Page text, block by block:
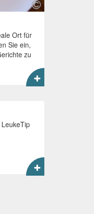
Ort für
Sie ein,
zu